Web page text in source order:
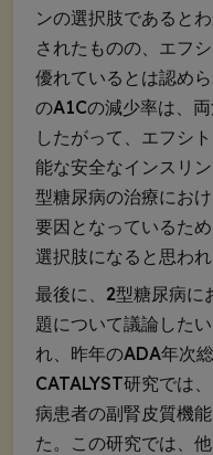
ンの選択肢であると
されたものの、エフ
優れているとは認め
のA1Cの減少率は、
したがって、エフシ
能な安全なインスリ
型糖尿病の治療にお
要因となっているた
選択肢になると思われ
最後に、2型糖尿病に
題について議論した
れ、昨年のADA年次
CATALYST研究では
病患者の副腎皮質機
た。この研究では、